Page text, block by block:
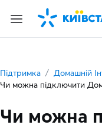
Підтримка
Домашній
Чи можна підключити
Чи можна